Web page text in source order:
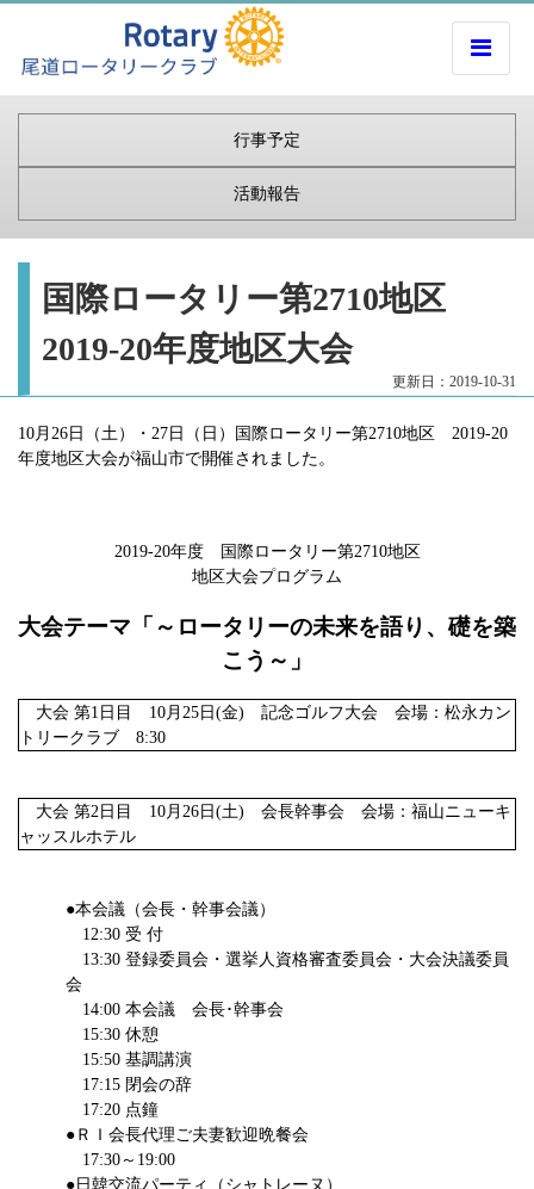
行事予定
活動報告
国際ロータリー第2710地区
2019-20年度地区大会
更新日：2019-10-31
10月26日（土）・27日（日）国際ロータリー第2710地区 2019-20
年度地区大会が福山市で開催されました。
2019-20年度 国際ロータリー第2710地区
地区大会プログラム
大会テーマ「～ロータリーの未来を語り、礎を築
こう～」
大会 第1日目 10月25日(金) 記念ゴルフ大会 会場：松永カン
トリークラブ 8:30
大会 第2日目 10月26日(土) 会長幹事会 会場：福山ニューキ
ャッスルホテル
●本会議（会長・幹事会議）
12:30 受 付
13:30 登録委員会・選挙人資格審査委員会・大会決議委員
会
14:00 本会議 会長･幹事会
15:30 休憩
15:50 基調講演
17:15 閉会の辞
17:20 点鐘
●ＲＩ会長代理ご夫妻歓迎晩餐会
17:30～19:00
●日韓交流パーティ（シャトレーヌ）